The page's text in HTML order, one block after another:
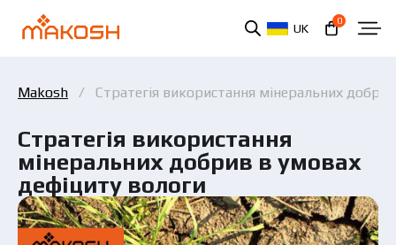
UK
0
Makosh Стратегія використання мінеральних
Стратегія використання
мінеральних добрив в умовах
дефіциту вологи